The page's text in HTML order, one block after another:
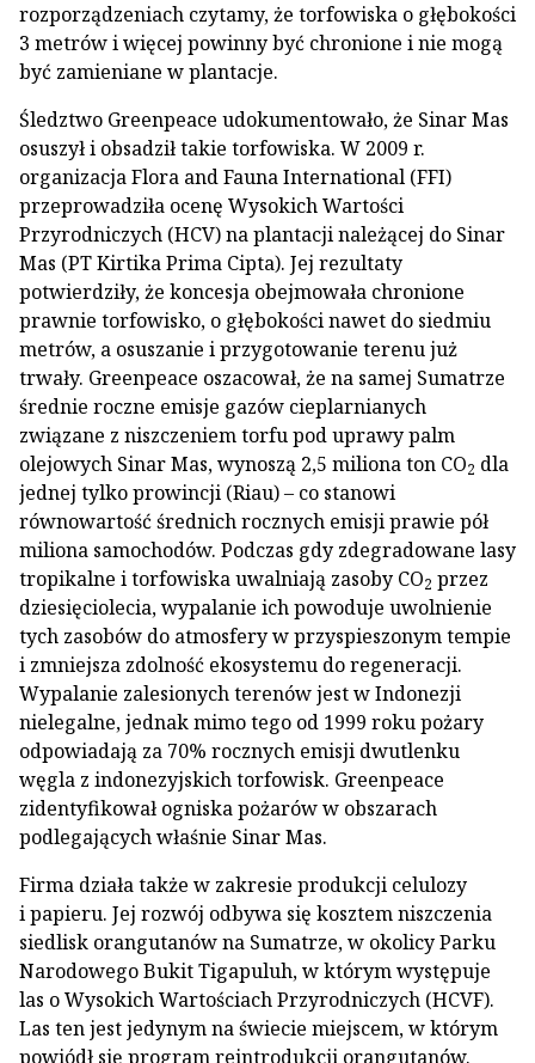
rozporządzeniach czytamy, że torfowiska o głębokości
3 metrów i więcej powinny być chronione i nie mogą
być zamieniane w plantacje.
Śledztwo Greenpeace udokumentowało, że Sinar Mas
osuszył i obsadził takie torfowiska. W 2009 r.
organizacja Flora and Fauna International (FFI)
przeprowadziła ocenę Wysokich Wartości
Przyrodniczych (HCV) na plantacji należącej do Sinar
Mas (PT Kirtika Prima Cipta). Jej rezultaty
potwierdziły, że koncesja obejmowała chronione
prawnie torfowisko, o głębokości nawet do siedmiu
metrów, a osuszanie i przygotowanie terenu już
trwały. Greenpeace oszacował, że na samej Sumatrze
średnie roczne emisje gazów cieplarnianych
związane z niszczeniem torfu pod uprawy palm
olejowych Sinar Mas, wynoszą 2,5 miliona ton CO2 dla
jednej tylko prowincji (Riau) – co stanowi
równowartość średnich rocznych emisji prawie pół
miliona samochodów. Podczas gdy zdegradowane lasy
tropikalne i torfowiska uwalniają zasoby CO2 przez
dziesięciolecia, wypalanie ich powoduje uwolnienie
tych zasobów do atmosfery w przyspieszonym tempie
i zmniejsza zdolność ekosystemu do regeneracji.
Wypalanie zalesionych terenów jest w Indonezji
nielegalne, jednak mimo tego od 1999 roku pożary
odpowiadają za 70% rocznych emisji dwutlenku
węgla z indonezyjskich torfowisk. Greenpeace
zidentyfikował ogniska pożarów w obszarach
podlegających właśnie Sinar Mas.
Firma działa także w zakresie produkcji celulozy
i papieru. Jej rozwój odbywa się kosztem niszczenia
siedlisk orangutanów na Sumatrze, w okolicy Parku
Narodowego Bukit Tigapuluh, w którym występuje
las o Wysokich Wartościach Przyrodniczych (HCVF).
Las ten jest jedynym na świecie miejscem, w którym
powiódł się program reintrodukcji orangutanów.